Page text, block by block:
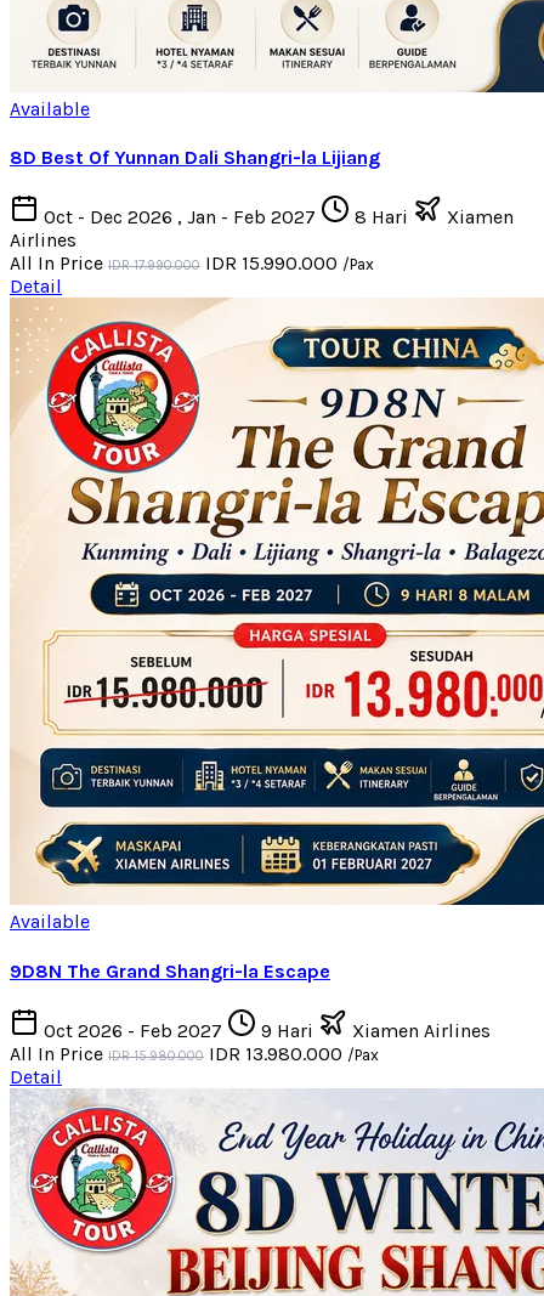
Available
8D Best Of Yunnan Dali Shangri-la Lijiang
Oct - Dec 2026 , Jan - Feb 2027 8 Hari
Xiamen
Airlines
All In Price IDR 17.990.000 IDR 15.990.000 /Pax
Detail
Available
9D8N The Grand Shangri-la Escape
Oct 2026 - Feb 2027 9 Hari
Xiamen Airlines
All In Price IDR 15.980.000 IDR 13.980.000 /Pax
Detail